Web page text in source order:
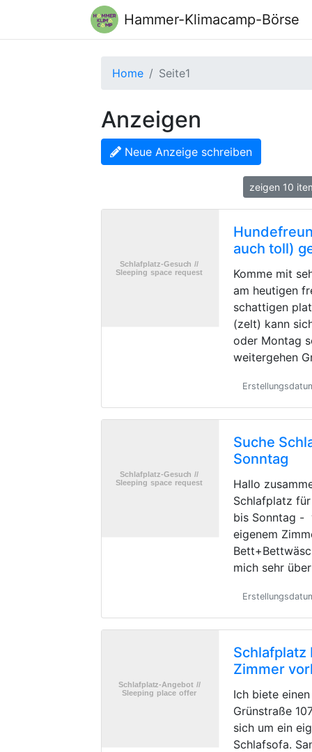
Hammer-Klimacamp-Börse
Home Seite1
Anzeigen
Neue Anzeige schreiben
zeigen 10
auch toll)
Komme mit
am heutigen
schattigen
(zelt) kann
oder Montag
weitergehen
Suche
Sonntag
Hallo
Schlafplatz
bis Sonntag -
eigenem
mich sehr
Schlafplatz
Zimmer
Ich biete
Grünstraße
sich um ein
Schlafsofa.